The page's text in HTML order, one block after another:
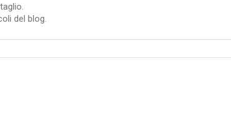
del blog.